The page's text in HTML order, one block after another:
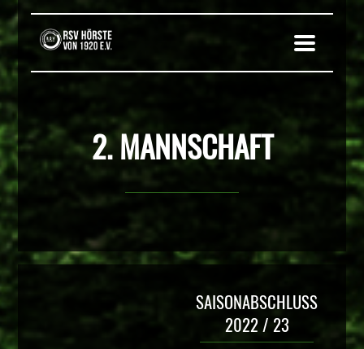
2. MANNSCHAFT
SAISONABSCHLUSS
2022 / 23